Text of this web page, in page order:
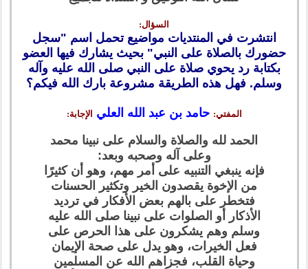
السؤال:
انتشرت في المنتديات مواضيع تحمل اسم "سجل
حضورك بالصلاة على النبي" بحيث يشارك فيها العضو
بكتابة رد يحوي صلاة على النبي صلى الله عليه وآله
وسلم. فهل هذه الطريقة مشروعة بارك الله فيكم؟
المفتي: حامد بن عبد الله العلي الإجابة:
الحمد لله والصلاة والسلام على نبينا محمد
وعلى آله وصحبه وبعد:
فإنه ينبغي التنبيه على أمر مهم، وهو أن كثيرًا
من الإخوة يقصدون الخير وتكثير الحسنات
فتخطر على بالهم بعض الأفكار في ترديد
الأذكار أو الصلوات على نبينا صلى الله عليه
وسلم وهم يشكرون على هذا الحرص على
فعل الخيرات، وهو يدل على صحة الإيمان
وحياة القلب، فجزاهم الله عن المسلمين